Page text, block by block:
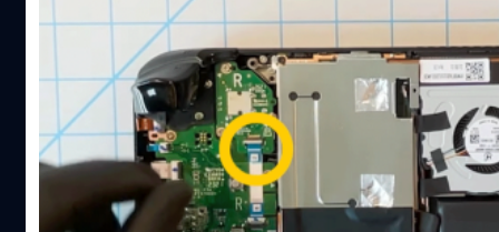
พวกมันไม่ได้เป็นแค่ส่วนหนึ่งของโลก แต่พวกมันเป็นส่วนหนึ่ง
ในการเดินทางของคุณ บางตัวอาจจะช่วยเหลือคุณ บางตัว
อาจจะต้องการความช่วยเหลือ และบางตัวอาจจะอยากกิน
คุณ” Bramble: The Mountain King จะวางจำหน่ายในปี
2022 บนคอนโซลและพีซี (Steam) อ้างอิง พิสูจน์อักษร : สุ
ชยา เกษจำรัส
Valve เผยรายละเอียดของ Steam Deck ด้วย
การชำแหละตัวเครื่อง
านมานี้ Valve หรือทีมงานผู้ผลิตและจัดจำหน่ายเครื่องเล่น
เกมพกพา Steam Deck ได้อัปโหลดวิดีโอใหม่ขึ้นบนแชนแนล
Youtube โดยในวิดีโอนี้จะไม่ใช่การโชว์สรรพคุณเหมือนกับ
โฆษณาทั่วไป แต่จะเป็นการเผยรายละเอียดต่าง ๆ ของเครื่อง
ด้วยการชำแหละไส้ในออกมานั่นเอง
กรณ์รัฐภาส ธนวัตไชยศรี| 1766 days ago